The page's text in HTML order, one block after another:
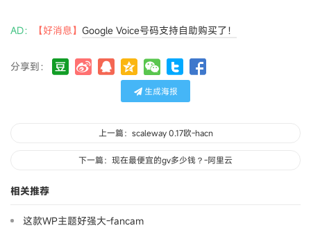
AD： 【好消息】 Google Voice号码支持自助购买了！
分享到：
生成海报
上一篇：scaleway 0.17欧-hacn
下一篇：现在最便宜的gv多少钱？-阿里云
相关推荐
这款WP主题好强大-fancam